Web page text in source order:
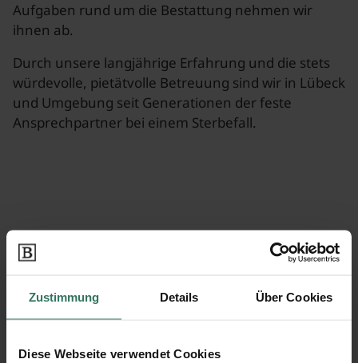
Zustimmung Details Über Cookies
Diese Webseite verwendet Cookies
Aufgaben rund um die Bestattung nehmen wir
ihnen ab.
Durch unsere langjährige Erfahrung und die stets
würdevolle, pietätvolle Betreuung sind wir in Lübeck
und Umgebung seit Generationen der feste
Ansprechpartner bei einem Sterbefall.
Bewertungen zu Gebr. Müter
Bestattungsinstitut